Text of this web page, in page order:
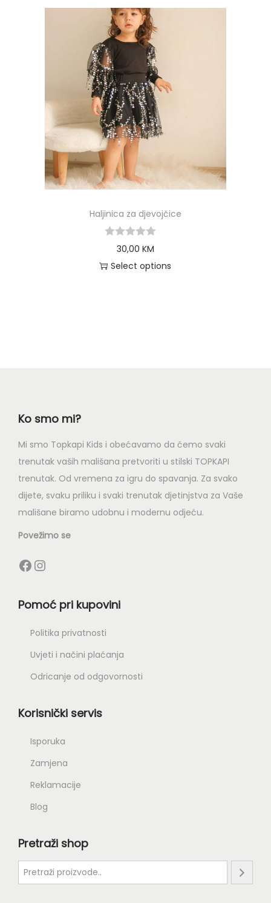
Haljinica za djevojčice
30,00 KM
Select options
Ko smo mi?
Mi smo Topkapi Kids i obećavamo da ćemo svaki
trenutak vaših mališana pretvoriti u stilski TOPKAPI
trenutak. Od vremena za igru do spavanja. Za svako
dijete, svaku priliku i svaki trenutak djetinjstva za Vaše
mališane biramo udobnu i modernu odjeću.
Povežimo se
Pomoć pri kupovini
Politika privatnosti
Uvjeti i načini plaćanja
Odricanje od odgovornosti
Korisnički servis
Isporuka
Zamjena
Reklamacije
Blog
Pretraži shop